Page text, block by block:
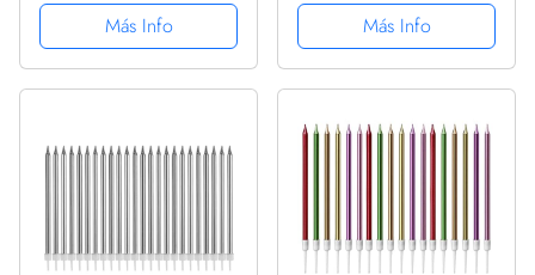
arcoíris metálico
Más Info
Velas de Cumpleaños
con Soportes para
Cupcakes para
Cumpleaños y Bodas-
Más Info